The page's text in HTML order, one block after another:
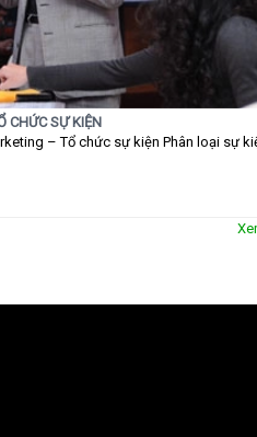
CHỨC SỰ KIỆN
– Tổ chức sự kiện Phân loại sự